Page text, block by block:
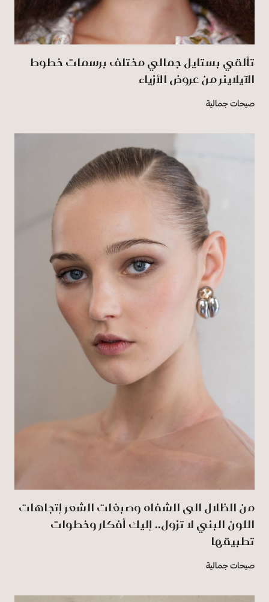
تألقي بستايل جمالي مختلف برسمات خطوط
الآيلاينر من عروض الأزياء
صيحات جمالية
من الظلال الى الشفاه وصبغات الشعر إتجاهات
اللون البني لا تزول.. إليك أفكار وخطوات
تطبيقها
صيحات جمالية